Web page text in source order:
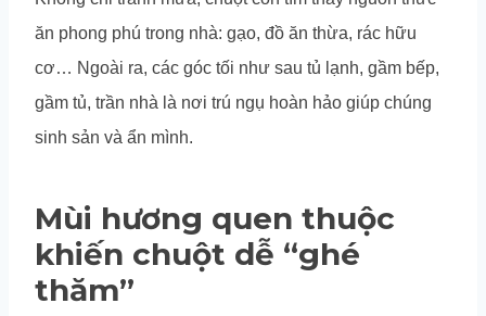
ăn phong phú trong nhà: gạo, đồ ăn thừa, rác hữu
cơ… Ngoài ra, các góc tối như sau tủ lạnh, gầm bếp,
gầm tủ, trần nhà là nơi trú ngụ hoàn hảo giúp chúng
sinh sản và ẩn mình.
Mùi hương quen thuộc
khiến chuột dễ “ghé
thăm”